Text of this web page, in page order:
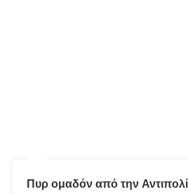
Πυρ ομαδόν από την